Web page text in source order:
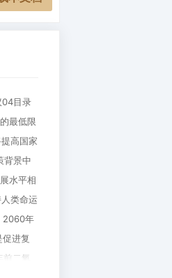
04目录
最低限
高国家
背景中
水平相
类命运
2060年
进复
二氧